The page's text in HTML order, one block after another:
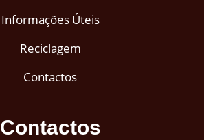
Informações Úteis
Reciclagem
Contactos
Contactos